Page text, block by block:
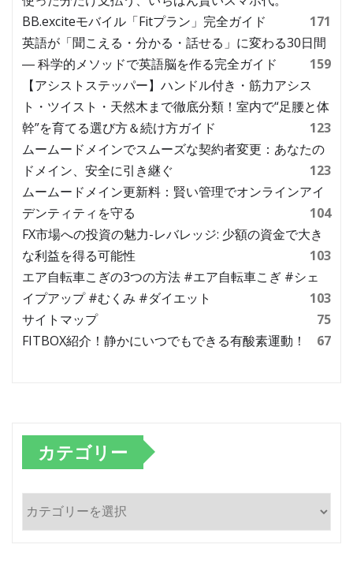
BB.exciteモバイル「Fitプラン」完全ガイド
171
英語が「聞こえる・分かる・話せる」に変わる30日間
― 科学的メソッドで英語脳を作る完全ガイド
159
【アシストステッパー】ハンドル付き・筋力アシス
ト・ツイスト・天然木まで徹底分類！室内で“足腰と体
幹”を育てる選び方＆続け方ガイド
123
ムームードメインでスムーズな契約者変更：あなたの
ドメイン、安全に引き継ぐ
123
ムームードメイン更新料：賢い管理でオンラインアイ
デンティティを守る
104
FX市場への投資の魅力-レバレッジ: 少額の資金で大き
な利益を得る可能性
103
エア自転車こぎの3つの方法 #エア自転車こぎ #シェ
イプアップ #むくみ #ダイエット
103
サイトマップ
75
FITBOX紹介！静かにいつでもできる有酸素運動！
67
カテゴリー
カ